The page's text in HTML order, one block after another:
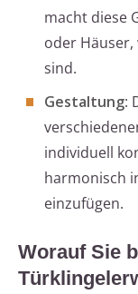
macht diese
oder
sind.
Gestaltung:
individuell
harmonisch
einzufügen.
Worauf Sie